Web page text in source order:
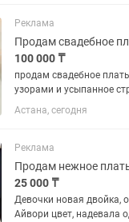
идеальной.Сзади разрез.
Реклама
Продам свадебное
100 000 ₸
продам свадебное
узорами и усыпанное
сваровски, цвет Ivory,
на фотосессию, размер
приобрела в свадебном
Астана, сегодня
Реклама
Продам нежное
25 000 ₸
Девочки новая двойка,
Айвори цвет, надевала